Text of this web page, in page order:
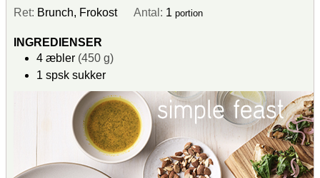
Ret: Brunch, Frokost Antal: 1 portion
INGREDIENSER
4 æbler (450 g)
1 spsk sukker